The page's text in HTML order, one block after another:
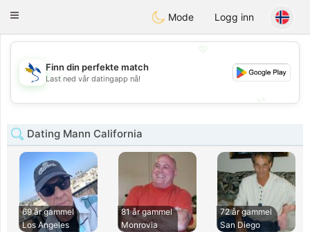
SvenskaDating
Toggle
Mode Logg inn
💖
💕
Finn din perfekte match
Last ned vår datingapp nå!
Dating Mann California
69 år gammel
Los Angeles
81 år gammel
Monrovia
72 år gammel
San Diego